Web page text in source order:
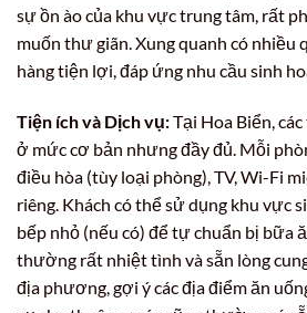
sự ồn ào của khu vực trung tâm, rất
muốn thư giãn. Xung quanh có nhiều
hàng tiện lợi, đáp ứng nhu cầu sinh
Tiện ích và Dịch vụ:Tại Hoa Biển,
ở mức cơ bản nhưng đầy đủ. Mỗi
điều hòa (tùy loại phòng), TV, Wi-Fi
riêng. Khách có thể sử dụng khu vực
bếp nhỏ (nếu có) để tự chuẩn bị bữa
thường rất nhiệt tình và sẵn lòng
địa phương, gợi ý các địa điểm ăn